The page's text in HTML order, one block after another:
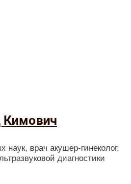
Кимович
наук, врач акушер-гинеколог,
диагностики